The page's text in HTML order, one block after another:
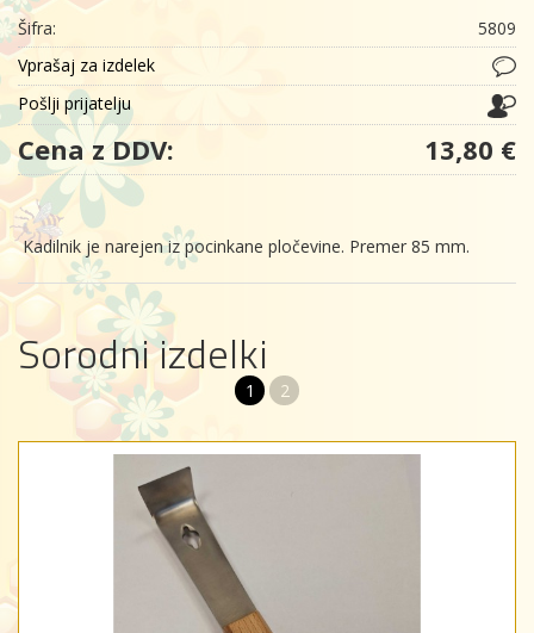
Šifra:
5809
Vprašaj za izdelek
Pošlji prijatelju
Cena z DDV: 13,80 €
Kadilnik je narejen iz pocinkane pločevine. Premer 85 mm.
Sorodni izdelki
1 2